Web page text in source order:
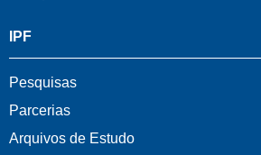
IPF
Pesquisas
Parcerias
Arquivos de Estudo